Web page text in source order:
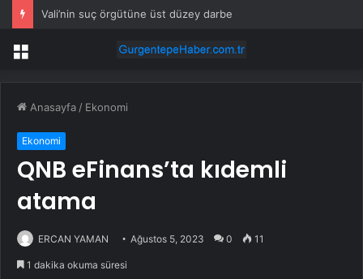
Vali’nin suç örgütüne üst düzey darbe
Menü
Anasayfa / Ekonomi
Ekonomi
QNB eFinans’ta kıdemli
atama
ERCAN YAMAN Ağustos 5, 2023 0 11
1 dakika okuma süresi